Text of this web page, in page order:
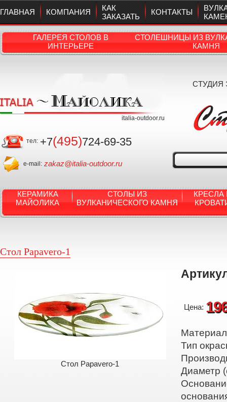
ГЛАВНАЯ КОМПАНИЯ
КАК
ЗАКАЗАТЬ
КОНТАКТЫ
ГАЛЕРЕЯ СТОЛОВ В
ИНТЕРЬЕРЕ
СТОЛЕШНИЦЫ ИЗ
КАМНЯ
italia-outdoor.ru
тел: +7(495)724-69-35
e-mail: zakaz@italia-outdoor.ru
СТУДИЯ
КЕРАМИКА
МАЙОЛИКА
СТОЛЫ ИЗ
ВУЛКАНИЧЕСКОГО КАМНЯ
КРЕСЛА
Стол Papavero-1
Стол Papavero-1
Цена:
Тип
Диаметр